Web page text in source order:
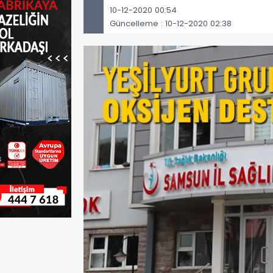
10-12-2020 00:54
Güncelleme : 10-12-2020 02:38